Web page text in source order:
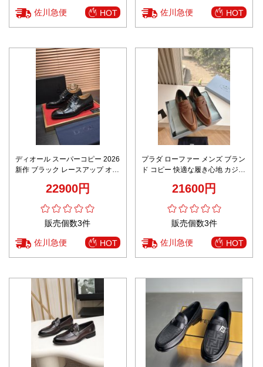
佐川急便 HOT 佐川急便 HOT
ディオール スーパーコピー 2026
新作 ブラック レースアップ オッ
度 本革仕様 フォーマル対応 安心
22900円
販売個数3件
佐川急便 HOT
プラダ ローファー メンズ ブラン
ド コピー 快適な履き心地 カジュ
21600円
販売個数3件
佐川急便 HOT